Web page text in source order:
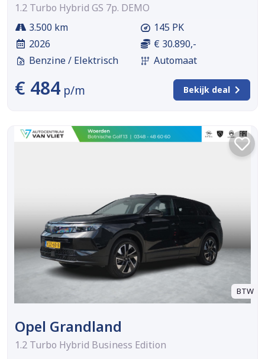
1.2 Turbo Hybrid GS 7p. DEMO
3.500 km
2026
Benzine / Elektrisch
145 PK
€ 30.890,-
Automaat
€ 484 p/m Bekijk deal
BTW
Opel Grandland
1.2 Turbo Hybrid Business Edition